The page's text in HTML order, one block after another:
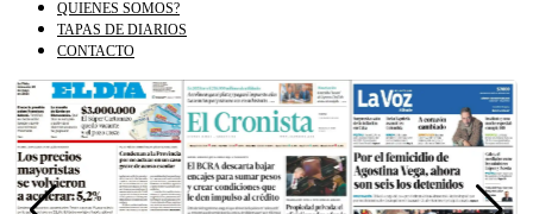
QUIENES SOMOS?
TAPAS DE DIARIOS
CONTACTO